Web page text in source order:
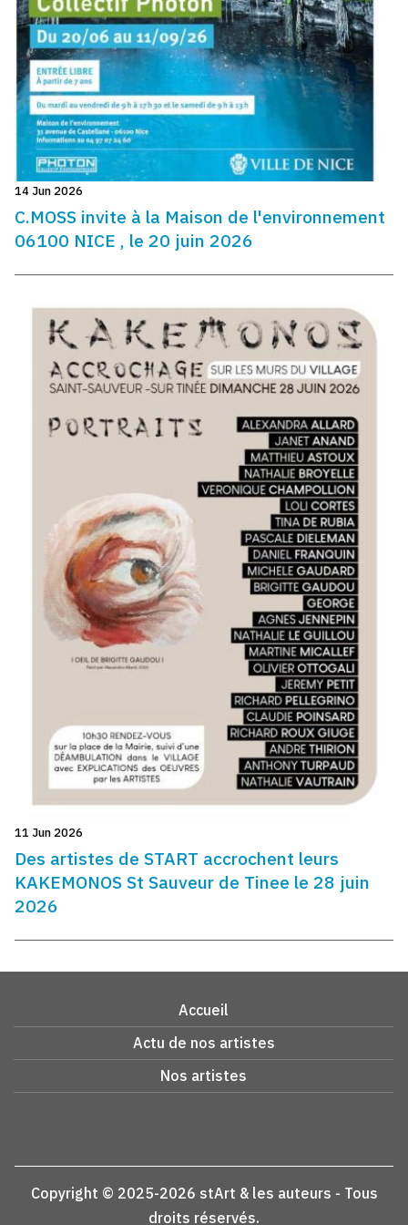
14 Jun 2026
C.MOSS invite à la Maison de l'environnement
06100 NICE , le 20 juin 2026
11 Jun 2026
Des artistes de START accrochent leurs
KAKEMONOS St Sauveur de Tinee le 28 juin
2026
Accueil
Actu de nos artistes
Nos artistes
Copyright © 2025-2026 stArt & les auteurs - Tous
droits réservés.